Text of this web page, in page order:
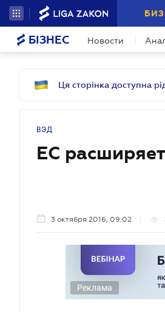
БІЗНЕС Новости
Ця сторінка доступна
ВЭД
ЕС
3 октября 2016, 09:02
Реклама